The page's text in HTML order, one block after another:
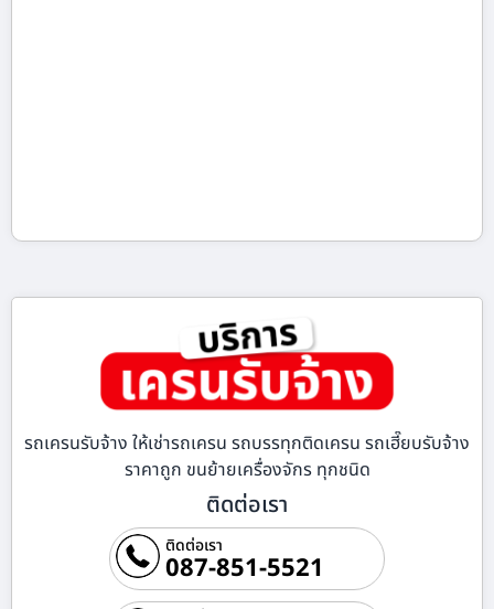
รถเครนรับจ้าง ให้เช่ารถเครน รถบรรทุกติดเครน รถเฮี๊ยบรับจ้าง
ราคาถูก ขนย้ายเครื่องจักร ทุกชนิด
ติดต่อเรา
ติดต่อเรา
087-851-5521